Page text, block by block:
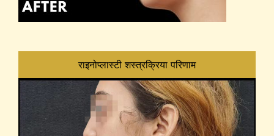
राइनोप्लास्टी शस्त्रक्रिया परिणाम